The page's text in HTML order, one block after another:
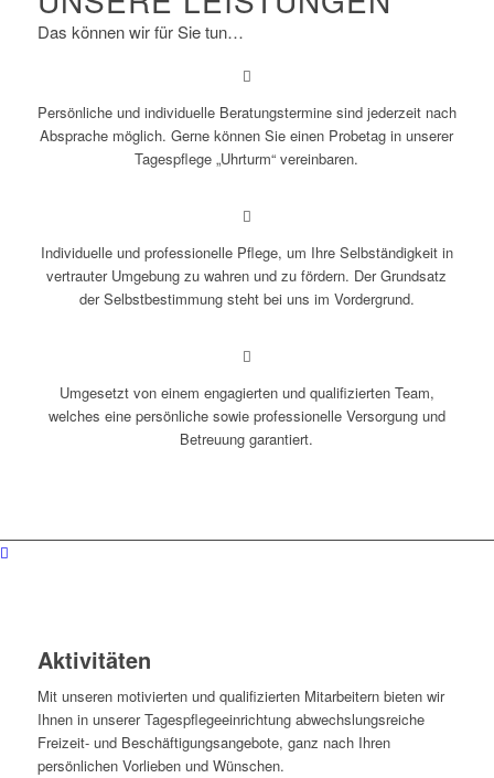
Das können wir für Sie tun…
Persönliche und individuelle Beratungstermine sind jederzeit nach
Absprache möglich. Gerne können Sie einen Probetag in unserer
Tagespflege „Uhrturm“ vereinbaren.
Individuelle und professionelle Pflege, um Ihre Selbständigkeit in
vertrauter Umgebung zu wahren und zu fördern. Der Grundsatz
der Selbstbestimmung steht bei uns im Vordergrund.
Umgesetzt von einem engagierten und qualifizierten Team,
welches eine persönliche sowie professionelle Versorgung und
Betreuung garantiert.
Aktivitäten
Mit unseren motivierten und qualifizierten Mitarbeitern bieten wir
Ihnen in unserer Tagespflegeeinrichtung abwechslungsreiche
Freizeit- und Beschäftigungsangebote, ganz nach Ihren
persönlichen Vorlieben und Wünschen.